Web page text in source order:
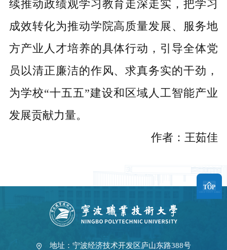
续推动政绩观学习教育走深走实，把学习
成效转化为推动学院高质量发展、服务地
方产业人才培养的具体行动，引导全体党
员以清正廉洁的作风、求真务实的干劲，
为学校“十五五”建设和区域人工智能产业
发展贡献力量。
作者：王茹佳
TOP
地址：宁波经济技术开发区庐山东路388号